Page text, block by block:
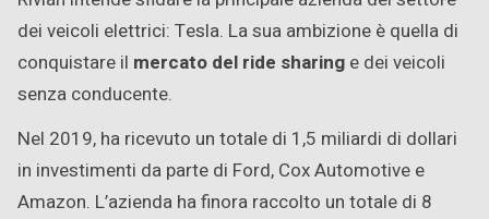
dei veicoli elettrici: Tesla. La sua ambizione è quella di
conquistare il mercato del ride sharing e dei veicoli
senza conducente.
Nel 2019, ha ricevuto un totale di 1,5 miliardi di dollari
in investimenti da parte di Ford, Cox Automotive e
Amazon. L’azienda ha finora raccolto un totale di 8